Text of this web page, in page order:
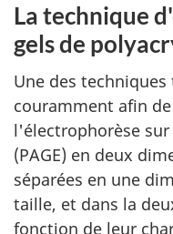
La technique
gels de
Une des
couramment afin
l'électrophorèse
(PAGE) en deux
séparées en une
taille, et dans la
fonction de leur